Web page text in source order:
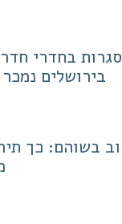
בירושלים נמכר ב-79
בשוהם: כך